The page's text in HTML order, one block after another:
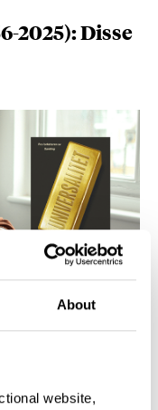
About
website,
2025): Disse
beste
å høre
til å le høyt